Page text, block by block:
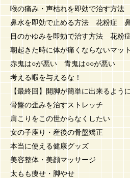
喉の痛み・声枯れを即効で治す方
鼻水を即効で止める方法 花粉症
目のかゆみを即効で治す方法 花粉
朝起きた時に体が痛くならないマッ
赤鬼は○が悪い 青鬼は○○が悪い
考える暇を与えるな！
【最終回】開脚が簡単に出来るよう
骨盤の歪みを治すストレッチ
肩こりをこの世からなくしたい
女の子座り・産後の骨盤矯正
本当に使える健康グッズ
美容整体・美顔マッサージ
太もも痩せ・脚やせ